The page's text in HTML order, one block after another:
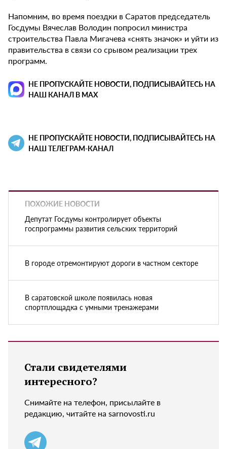
Напомним, во время поездки в Саратов председатель
Госдумы Вячеслав Володин попросил министра
строительства Павла Мигачева «снять значок» и уйти из
правительства в связи со срывом реализации трех
программ.
НЕ ПРОПУСКАЙТЕ НОВОСТИ, ПОДПИСЫВАЙТЕСЬ НА
НАШ КАНАЛ В MAX
НЕ ПРОПУСКАЙТЕ НОВОСТИ, ПОДПИСЫВАЙТЕСЬ НА
НАШ ТЕЛЕГРАМ-КАНАЛ
ПОХОЖИЕ НОВОСТИ
Депутат Госдумы контролирует объекты
госпрограммы развития сельских территорий
В городе отремонтируют дороги в частном секторе
В саратовской школе появилась новая
спортплощадка с умными тренажерами
Стали свидетелями
интересного?
Снимайте на телефон, присылайте в
редакцию, читайте на sarnovosti.ru